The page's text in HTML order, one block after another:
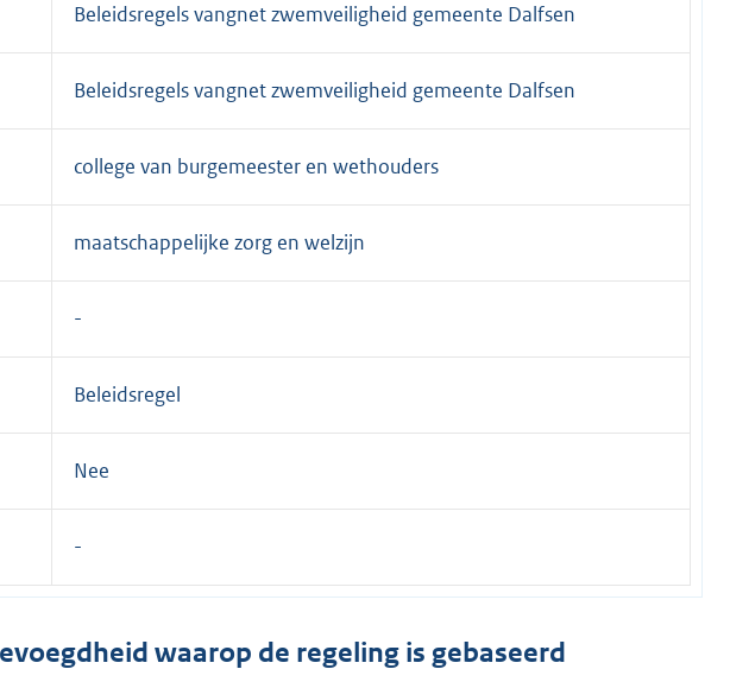
Beleidsregels vangnet zwemveiligheid gemeente Dalfsen
Beleidsregels vangnet zwemveiligheid gemeente Dalfsen
college van burgemeester en wethouders
maatschappelijke zorg en welzijn
Beleidsregel
Nee
waarop de regeling is gebaseerd